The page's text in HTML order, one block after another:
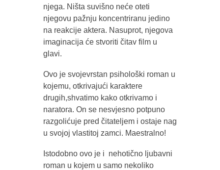
njega. Ništa suvišno neće oteti
njegovu pažnju koncentriranu jedino
na reakcije aktera. Nasuprot, njegova
imaginacija će stvoriti čitav film u
glavi.
Ovo je svojevrstan psihološki roman u
kojemu, otkrivajući karaktere
drugih,shvatimo kako otkrivamo i
naratora. On se nesvjesno potpuno
razgolićuje pred čitateljem i ostaje nag
u svojoj vlastitoj zamci. Maestralno!
Istodobno ovo je i nehotično ljubavni
roman u kojem u samo nekoliko